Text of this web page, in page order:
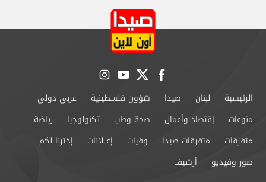
facebook
twitter
youtube
instagram
الرئيسية لبنان صيدا شؤون فلسطينية
عربي دولي
منوعات
إقتصاد وأعمال صحة وطب تكنولوجيا
رياضة
متفرقات
متفرقات صيدا وفيات إعــلانات
إخترنا لكم
صور وفيديو
أرشيف